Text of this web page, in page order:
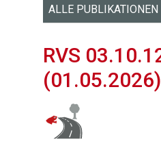
ALLE PUBLIKATIONEN
RVS
(01.05.2026)